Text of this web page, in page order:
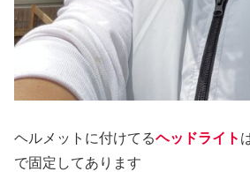
ヘルメットに付けてるヘッドライト
で固定してあります